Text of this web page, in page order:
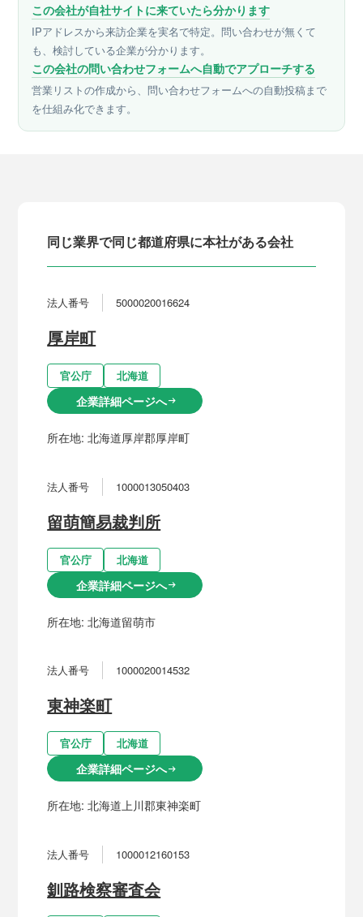
この会社が自社サイトに来ていたら分かります
IPアドレスから来訪企業を実名で特定。問い合わせが無くて
も、検討している企業が分かります。
この会社の問い合わせフォームへ自動でアプローチする
営業リストの作成から、問い合わせフォームへの自動投稿まで
を仕組み化できます。
同じ業界で同じ都道府県に本社がある会社
法人番号 5000020016624
厚岸町
官公庁 北海道
企業詳細ページへarrow_right_alt
所在地:北海道厚岸郡厚岸町
法人番号 1000013050403
留萌簡易裁判所
官公庁 北海道
企業詳細ページへarrow_right_alt
所在地:北海道留萌市
法人番号 1000020014532
東神楽町
官公庁 北海道
企業詳細ページへarrow_right_alt
所在地:北海道上川郡東神楽町
法人番号 1000012160153
釧路検察審査会